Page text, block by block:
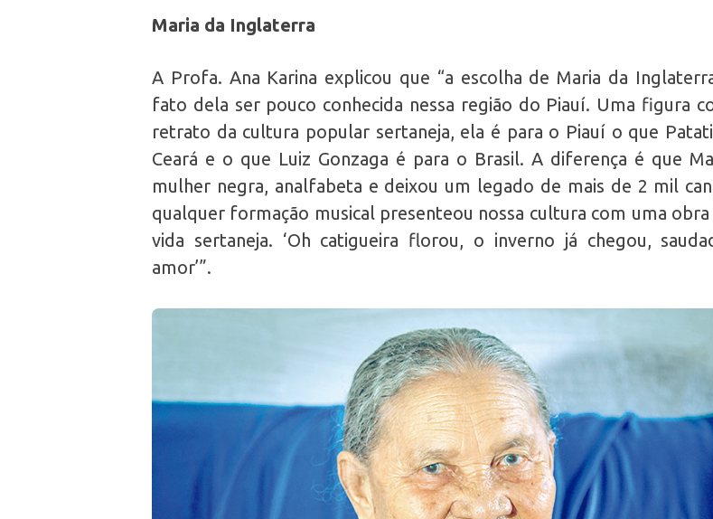
Maria da Inglaterra
A Profa. Ana Karina explicou que “a escolha de Maria da
fato dela ser pouco conhecida nessa região do Piauí. Uma figura
retrato da cultura popular sertaneja, ela é para o Piauí o que
Ceará e o que Luiz Gonzaga é para o Brasil. A diferença é que
mulher negra, analfabeta e deixou um legado de mais de 2 mil
qualquer formação musical presenteou nossa cultura com uma
vida sertaneja. ‘Oh catigueira florou, o inverno já chegou,
amor’”.